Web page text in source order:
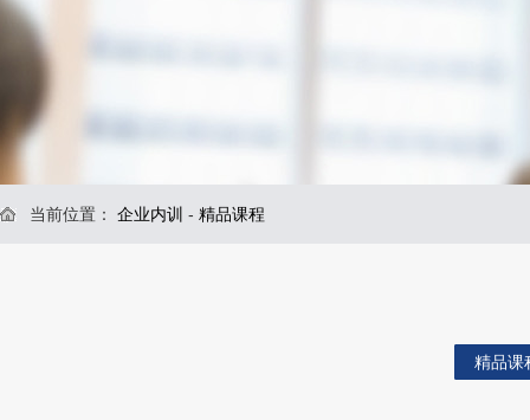
当前位置： 企业内训 - 精品课程
精品课